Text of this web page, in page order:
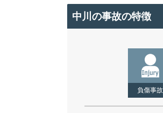
中川の事故の特徴
負傷事故